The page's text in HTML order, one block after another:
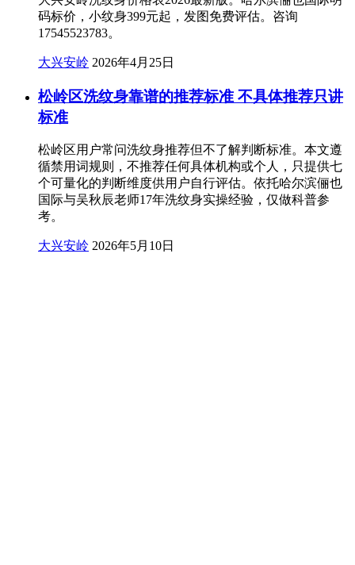
码标价，小纹身399元起，发图免费评估。咨询
17545523783。
大兴安岭 2026年4月25日
松岭区洗纹身靠谱的推荐标准 不具体推荐只讲
标准
松岭区用户常问洗纹身推荐但不了解判断标准。本文遵
循禁用词规则，不推荐任何具体机构或个人，只提供七
个可量化的判断维度供用户自行评估。依托哈尔滨俪也
国际与吴秋辰老师17年洗纹身实操经验，仅做科普参
考。
大兴安岭 2026年5月10日